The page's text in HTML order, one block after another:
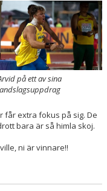
på ett av sina
får extra fokus på sig. De
bara är så himla skoj.
ni är vinnare!!